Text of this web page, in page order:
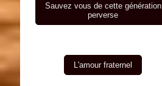
Sauvez vous de cette génération
perverse
L'amour fraternel